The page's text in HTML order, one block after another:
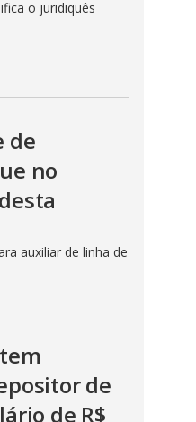
o juridiquês
de
no
auxiliar de linha de
de
de R$